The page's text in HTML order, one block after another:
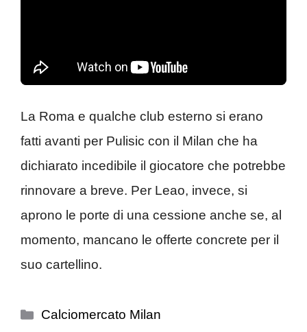
La Roma e qualche club esterno si erano
fatti avanti per Pulisic con il Milan che ha
dichiarato incedibile il giocatore che potrebbe
rinnovare a breve. Per Leao, invece, si
aprono le porte di una cessione anche se, al
momento, mancano le offerte concrete per il
suo cartellino.
Categorie
Calciomercato Milan